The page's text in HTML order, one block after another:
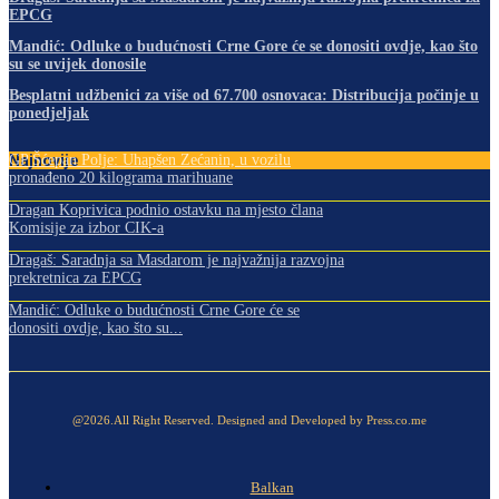
EPCG
Mandić: Odluke o budućnosti Crne Gore će se donositi ovdje, kao što
su se uvijek donosile
Besplatni udžbenici za više od 67.700 osnovaca: Distribucija počinje u
ponedjeljak
Najnovije
GP Šćepan Polje: Uhapšen Zećanin, u vozilu
pronađeno 20 kilograma marihuane
Dragan Koprivica podnio ostavku na mjesto člana
Komisije za izbor CIK-a
Dragaš: Saradnja sa Masdarom je najvažnija razvojna
prekretnica za EPCG
Mandić: Odluke o budućnosti Crne Gore će se
donositi ovdje, kao što su...
@2026.All Right Reserved. Designed and Developed by Press.co.me
Balkan